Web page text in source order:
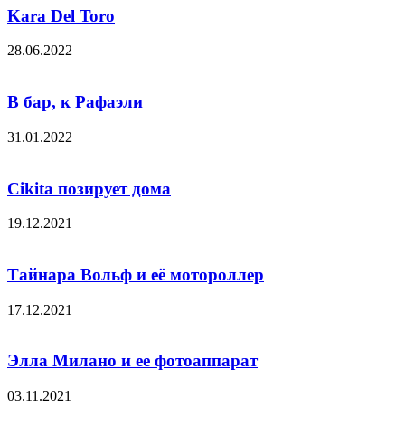
Kara Del Toro
28.06.2022
В бар, к Рафаэли
31.01.2022
Cikita позирует дома
19.12.2021
Тайнара Вольф и её мотороллер
17.12.2021
Элла Милано и ее фотоаппарат
03.11.2021